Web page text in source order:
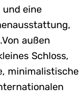
eine
außen
Schloss,
minimalistische